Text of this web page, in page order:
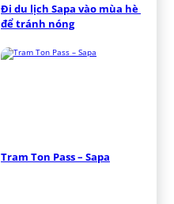
Đi du lịch Sapa vào mùa hè
để tránh nóng
Tram Ton Pass – Sapa